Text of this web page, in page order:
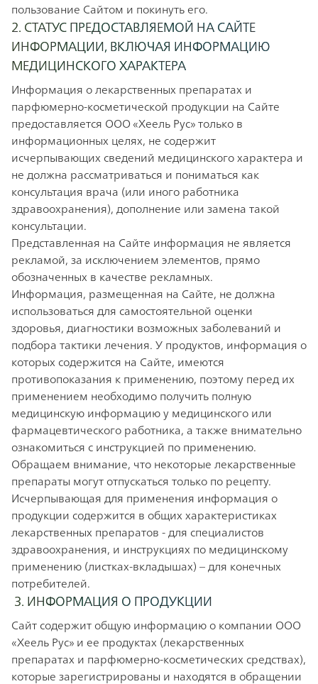
пользование Сайтом и покинуть его.
2. СТАТУС ПРЕДОСТАВЛЯЕМОЙ НА САЙТЕ
ИНФОРМАЦИИ, ВКЛЮЧАЯ ИНФОРМАЦИЮ
МЕДИЦИНСКОГО ХАРАКТЕРА
Информация о лекарственных препаратах и
парфюмерно-косметической продукции на Сайте
предоставляется ООО «Хеель Рус» только в
информационных целях, не содержит
исчерпывающих сведений медицинского характера и
не должна рассматриваться и пониматься как
консультация врача (или иного работника
здравоохранения), дополнение или замена такой
консультации.
Представленная на Сайте информация не является
рекламой, за исключением элементов, прямо
обозначенных в качестве рекламных.
Информация, размещенная на Сайте, не должна
использоваться для самостоятельной оценки
здоровья, диагностики возможных заболеваний и
подбора тактики лечения. У продуктов, информация о
которых содержится на Сайте, имеются
противопоказания к применению, поэтому перед их
применением необходимо получить полную
медицинскую информацию у медицинского или
фармацевтического работника, а также внимательно
ознакомиться с инструкцией по применению.
Обращаем внимание, что некоторые лекарственные
препараты могут отпускаться только по рецепту.
Исчерпывающая для применения информация о
продукции содержится в общих характеристиках
лекарственных препаратов - для специалистов
здравоохранения, и инструкциях по медицинскому
применению (листках-вкладышах) – для конечных
потребителей.
3. ИНФОРМАЦИЯ О ПРОДУКЦИИ
Сайт содержит общую информацию о компании ООО
«Хеель Рус» и ее продуктах (лекарственных
препаратах и парфюмерно-косметических средствах),
которые зарегистрированы и находятся в обращении